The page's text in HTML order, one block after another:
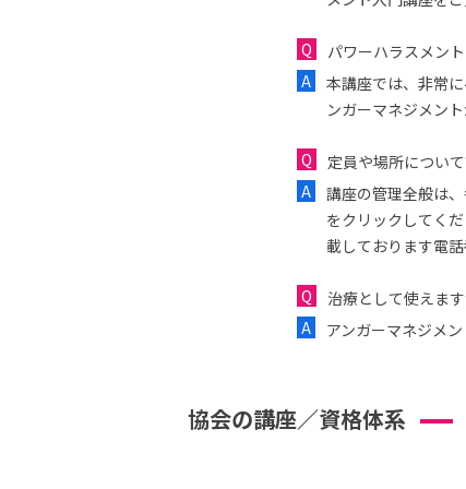
パワーハラスメン
本講座では、非常
ンガーマネジメン
定員や場所につい
講座の管理全般は
をクリックしてく
載しております電
治療として使えます
アンガーマネジメ
協会の講座／資格体系